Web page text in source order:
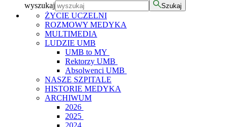
wyszukaj Szukaj
ŻYCIE UCZELNI
ROZMOWY MEDYKA
MULTIMEDIA
LUDZIE UMB
UMB to MY
Rektorzy UMB
Absolwenci UMB
NASZE SZPITALE
HISTORIE MEDYKA
ARCHIWUM
2026
2025
2024